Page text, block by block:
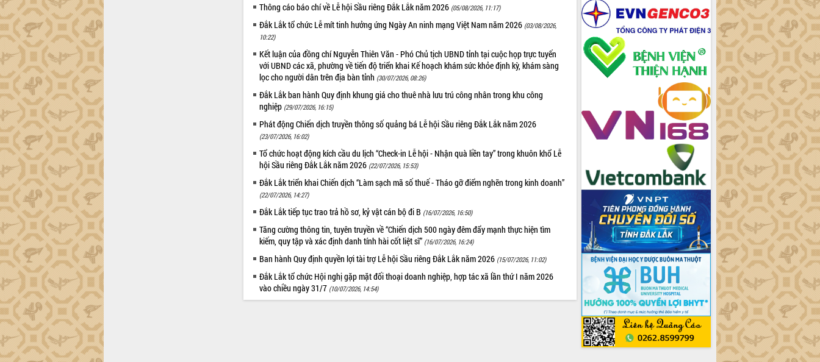
Thông cáo báo chí về Lễ hội Sầu riêng Đắk Lắk năm 2026 (05/08/2026, 11:17)
Đắk Lắk tổ chức Lễ mít tinh hưởng ứng Ngày An ninh mạng Việt Nam năm 2026 (03/08/2026,
10:22)
Kết luận của đồng chí Nguyễn Thiên Văn - Phó Chủ tịch UBND tỉnh tại cuộc họp trực tuyến
với UBND các xã, phường về tiến độ triển khai Kế hoạch khám sức khỏe định kỳ, khám sàng
lọc cho người dân trên địa bàn tỉnh (30/07/2026, 08:26)
Đắk Lắk ban hành Quy định khung giá cho thuê nhà lưu trú công nhân trong khu công
nghiệp (29/07/2026, 16:15)
Phát động Chiến dịch truyền thông số quảng bá Lễ hội Sầu riêng Đắk Lắk năm 2026
(23/07/2026, 16:02)
Tổ chức hoạt động kích cầu du lịch “Check-in Lễ hội - Nhận quà liền tay” trong khuôn khổ Lễ
hội Sầu riêng Đắk Lắk năm 2026 (22/07/2026, 15:53)
Đắk Lắk triển khai Chiến dịch “Làm sạch mã số thuế - Tháo gỡ điểm nghẽn trong kinh doanh”
(22/07/2026, 14:27)
Đắk Lắk tiếp tục trao trả hồ sơ, kỷ vật cán bộ đi B (16/07/2026, 16:50)
Tăng cường thông tin, tuyên truyền về “Chiến dịch 500 ngày đêm đẩy mạnh thực hiện tìm
kiếm, quy tập và xác định danh tính hài cốt liệt sĩ” (16/07/2026, 16:24)
Ban hành Quy định quyền lợi tài trợ Lễ hội Sầu riêng Đắk Lắk năm 2026 (15/07/2026, 11:02)
Đắk Lắk tổ chức Hội nghị gặp mặt đối thoại doanh nghiệp, hợp tác xã lần thứ I năm 2026
vào chiều ngày 31/7 (10/07/2026, 14:54)